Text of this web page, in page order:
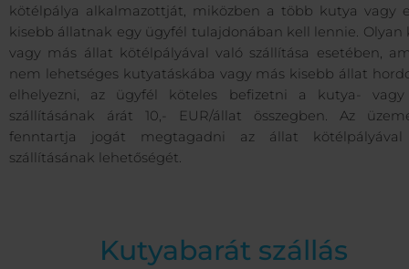
kötélpálya alkalmazottját, miközben a több kutya vagy
kisebb állatnak egy ügyfél tulajdonában kell lennie. Olyan
vagy más állat kötélpályával való szállítása esetében,
nem lehetséges kutyatáskába vagy más kisebb állat
elhelyezni, az ügyfél köteles befizetni a kutya-
szállításának árát 10,- EUR/állat összegben. Az
fenntartja jogát megtagadni az állat
szállításának lehetőségét.
Kutyabarát szállás